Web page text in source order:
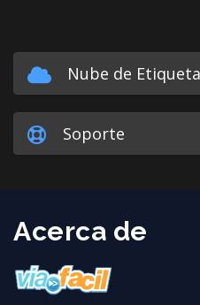
Nube de
Soporte
Acerca de